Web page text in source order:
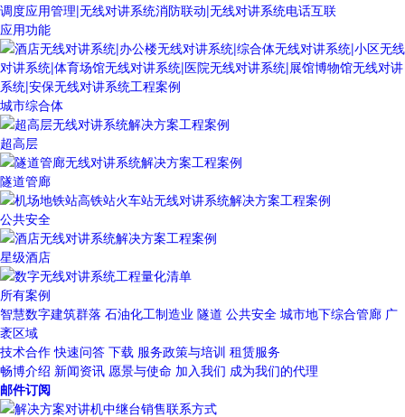
应用功能
城市综合体
超高层
隧道管廊
公共安全
星级酒店
所有案例
智慧数字建筑群落 石油化工制造业 隧道 公共安全 城市地下综合管廊 广
袤区域
技术合作 快速问答 下载 服务政策与培训 租赁服务
畅博介绍 新闻资讯 愿景与使命 加入我们 成为我们的代理
邮件订阅